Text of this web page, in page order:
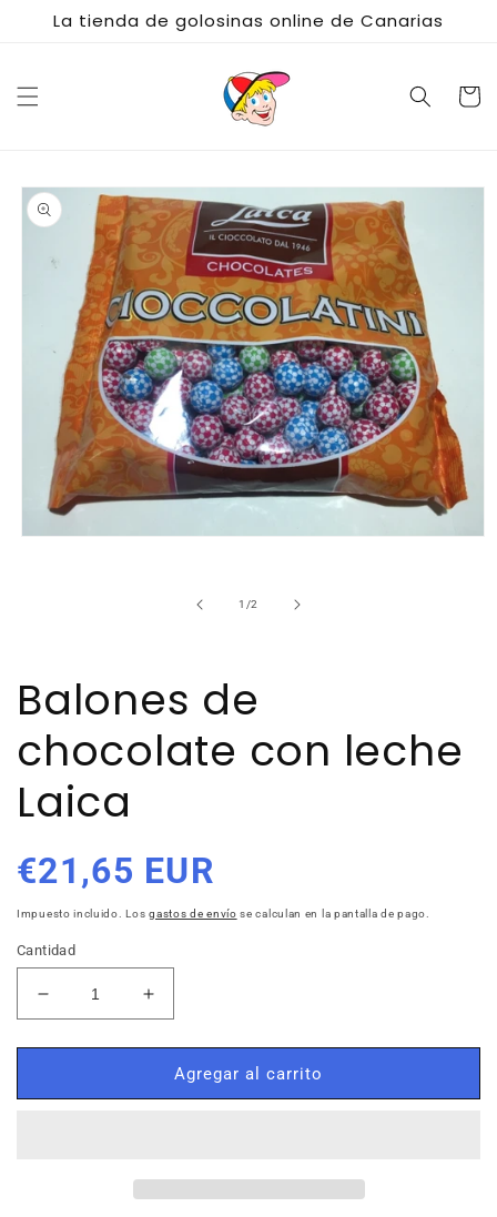
directamente
La tienda de golosinas online de Canarias
Carrito
directamente
a la
información
del producto
1 /de
2
Balones de
chocolate con leche
Laica
Precio
habitual
€21,65 EUR
Impuesto incluido. Losgastos de envío se calculan en la pantalla de pago.
Cantidad
Reducir
cantidad
para
de
Aumentar
cantidad
para
Balones
de
Agregar al carrito